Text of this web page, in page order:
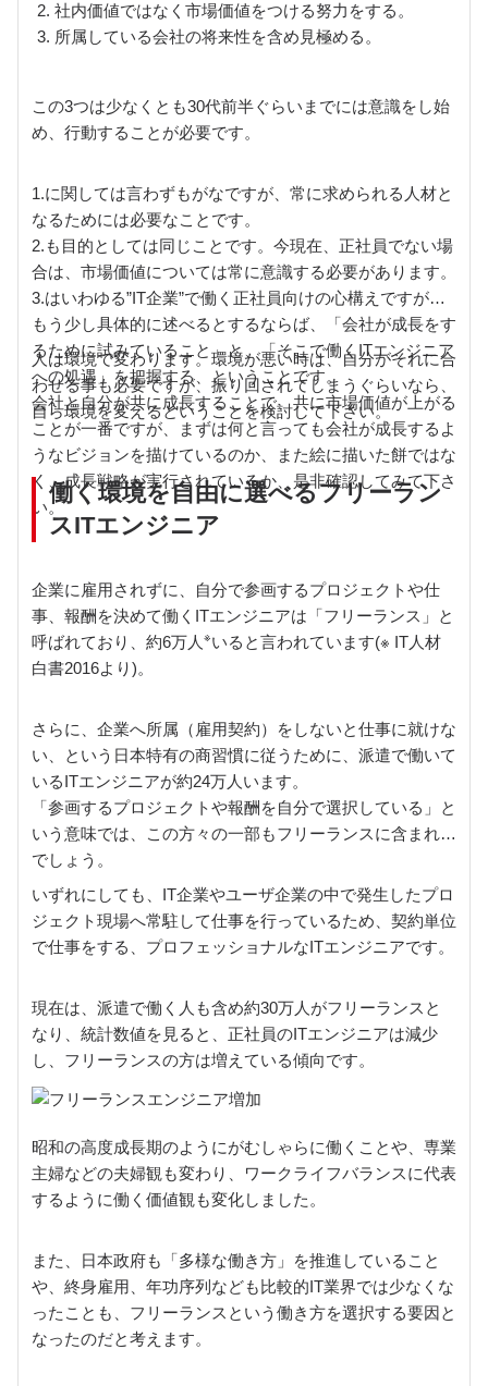
社内価値ではなく市場価値をつける努力をする。
所属している会社の将来性を含め見極める。
この3つは少なくとも30代前半ぐらいまでには意識をし始
め、行動することが必要です。
1.に関しては言わずもがなですが、常に求められる人材と
なるためには必要なことです。
2.も目的としては同じことです。今現在、正社員でない場
合は、市場価値については常に意識する必要があります。
3.はいわゆる”IT企業”で働く正社員向けの心構えですが、
もう少し具体的に述べるとするならば、「会社が成長をす
るために試みていること」と、「そこで働くITエンジニア
への処遇」を把握する、ということです。
会社と自分が共に成長することで、共に市場価値が上がる
ことが一番ですが、まずは何と言っても会社が成長するよ
うなビジョンを描けているのか、また絵に描いた餅ではな
く、成長戦略が実行されているか、是非確認してみて下さ
い。
人は環境で変わります。環境が悪い時は、自分がそれに合
わせる事も必要ですが、振り回されてしまうぐらいなら、
自ら環境を変えるということを検討して下さい。
働く環境を自由に選べるフリーラン
スITエンジニア
企業に雇用されずに、自分で参画するプロジェクトや仕
事、報酬を決めて働くITエンジニアは「フリーランス」と
呼ばれており、約6万人 ※いると言われています(※ IT人材
白書2016より)。
さらに、企業へ所属（雇用契約）をしないと仕事に就けな
い、という日本特有の商習慣に従うために、派遣で働いて
いるITエンジニアが約24万人います。
「参画するプロジェクトや報酬を自分で選択している」と
いう意味では、この方々の一部もフリーランスに含まれる
でしょう。
いずれにしても、IT企業やユーザ企業の中で発生したプロ
ジェクト現場へ常駐して仕事を行っているため、契約単位
で仕事をする、プロフェッショナルなITエンジニアです。
現在は、派遣で働く人も含め約30万人がフリーランスと
なり、統計数値を見ると、正社員のITエンジニアは減少
し、フリーランスの方は増えている傾向です。
昭和の高度成長期のようにがむしゃらに働くことや、専業
主婦などの夫婦観も変わり、ワークライフバランスに代表
するように働く価値観も変化しました。
また、日本政府も「多様な働き方」を推進していること
や、終身雇用、年功序列なども比較的IT業界では少なくな
ったことも、フリーランスという働き方を選択する要因と
なったのだと考えます。